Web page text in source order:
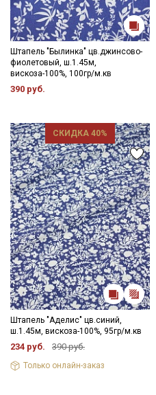
Штапель "Былинка" цв.джинсово-
фиолетовый, ш.1.45м,
вискоза-100%, 100гр/м.кв
390 руб.
СКИДКА 40%
Штапель "Аделис" цв.синий,
ш.1.45м, вискоза-100%, 95гр/м.кв
234 руб. 390 руб.
Только онлайн-заказ